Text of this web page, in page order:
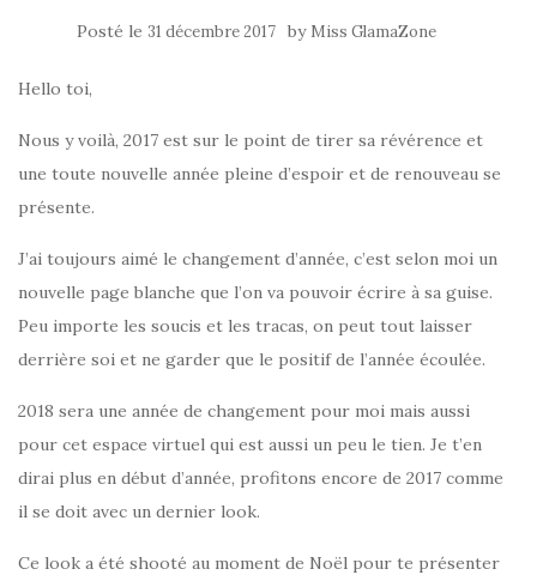
Posté le 31 décembre 2017 by Miss GlamaZone
Hello toi,
Nous y voilà, 2017 est sur le point de tirer sa révérence et
une toute nouvelle année pleine d’espoir et de renouveau se
présente.
J’ai toujours aimé le changement d’année, c’est selon moi un
nouvelle page blanche que l’on va pouvoir écrire à sa guise.
Peu importe les soucis et les tracas, on peut tout laisser
derrière soi et ne garder que le positif de l’année écoulée.
2018 sera une année de changement pour moi mais aussi
pour cet espace virtuel qui est aussi un peu le tien. Je t’en
dirai plus en début d’année, profitons encore de 2017 comme
il se doit avec un dernier look.
Ce look a été shooté au moment de Noël pour te présenter